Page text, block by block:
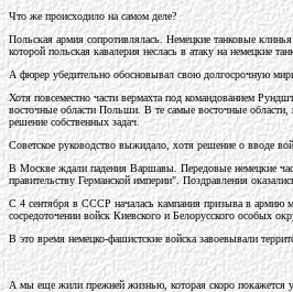
Что же происходило на самом деле?
Польская армия сопротивлялась. Немецкие танковые
которой польская кавалерия неслась в атаку на немецкие
А фюрер убедительно обосновывал свою долгосрочную
Хотя повсеместно части вермахта под командованием
восточные области Польши. В те самые восточные области,
решение собственных задач.
Советское руководство выжидало, хотя решение о вводе
В Москве ждали падения Варшавы. Передовые немецкие
правительству Германской империи". Поздравления
С 4 сентября в СССР началась кампания призыва в армию
сосредоточении войск Киевского и Белорусского особых
В это время немецко-фашистские войска завоевывали
А мы еще жили прежней жизнью, которая скоро покажется